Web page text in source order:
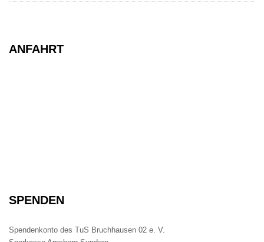
ANFAHRT
SPENDEN
Spendenkonto des TuS Bruchhausen 02 e. V.